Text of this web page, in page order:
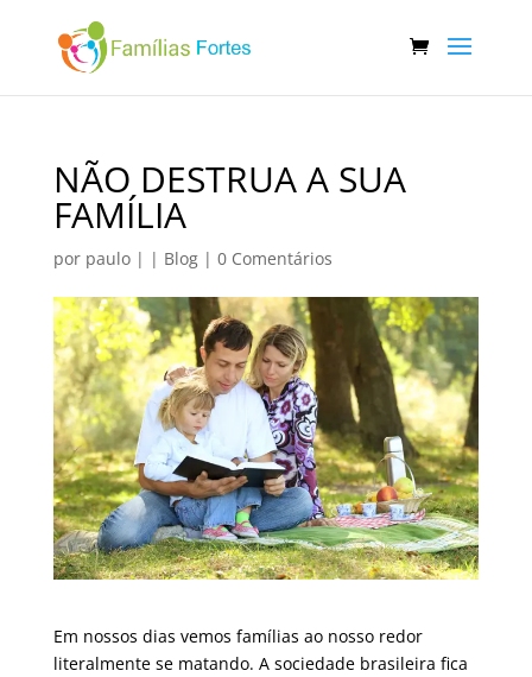
NÃO DESTRUA A SUA
FAMÍLIA
por paulo| | Blog| 0 Comentários
Em nossos dias vemos famílias ao nosso redor
literalmente se matando. A sociedade brasileira fica